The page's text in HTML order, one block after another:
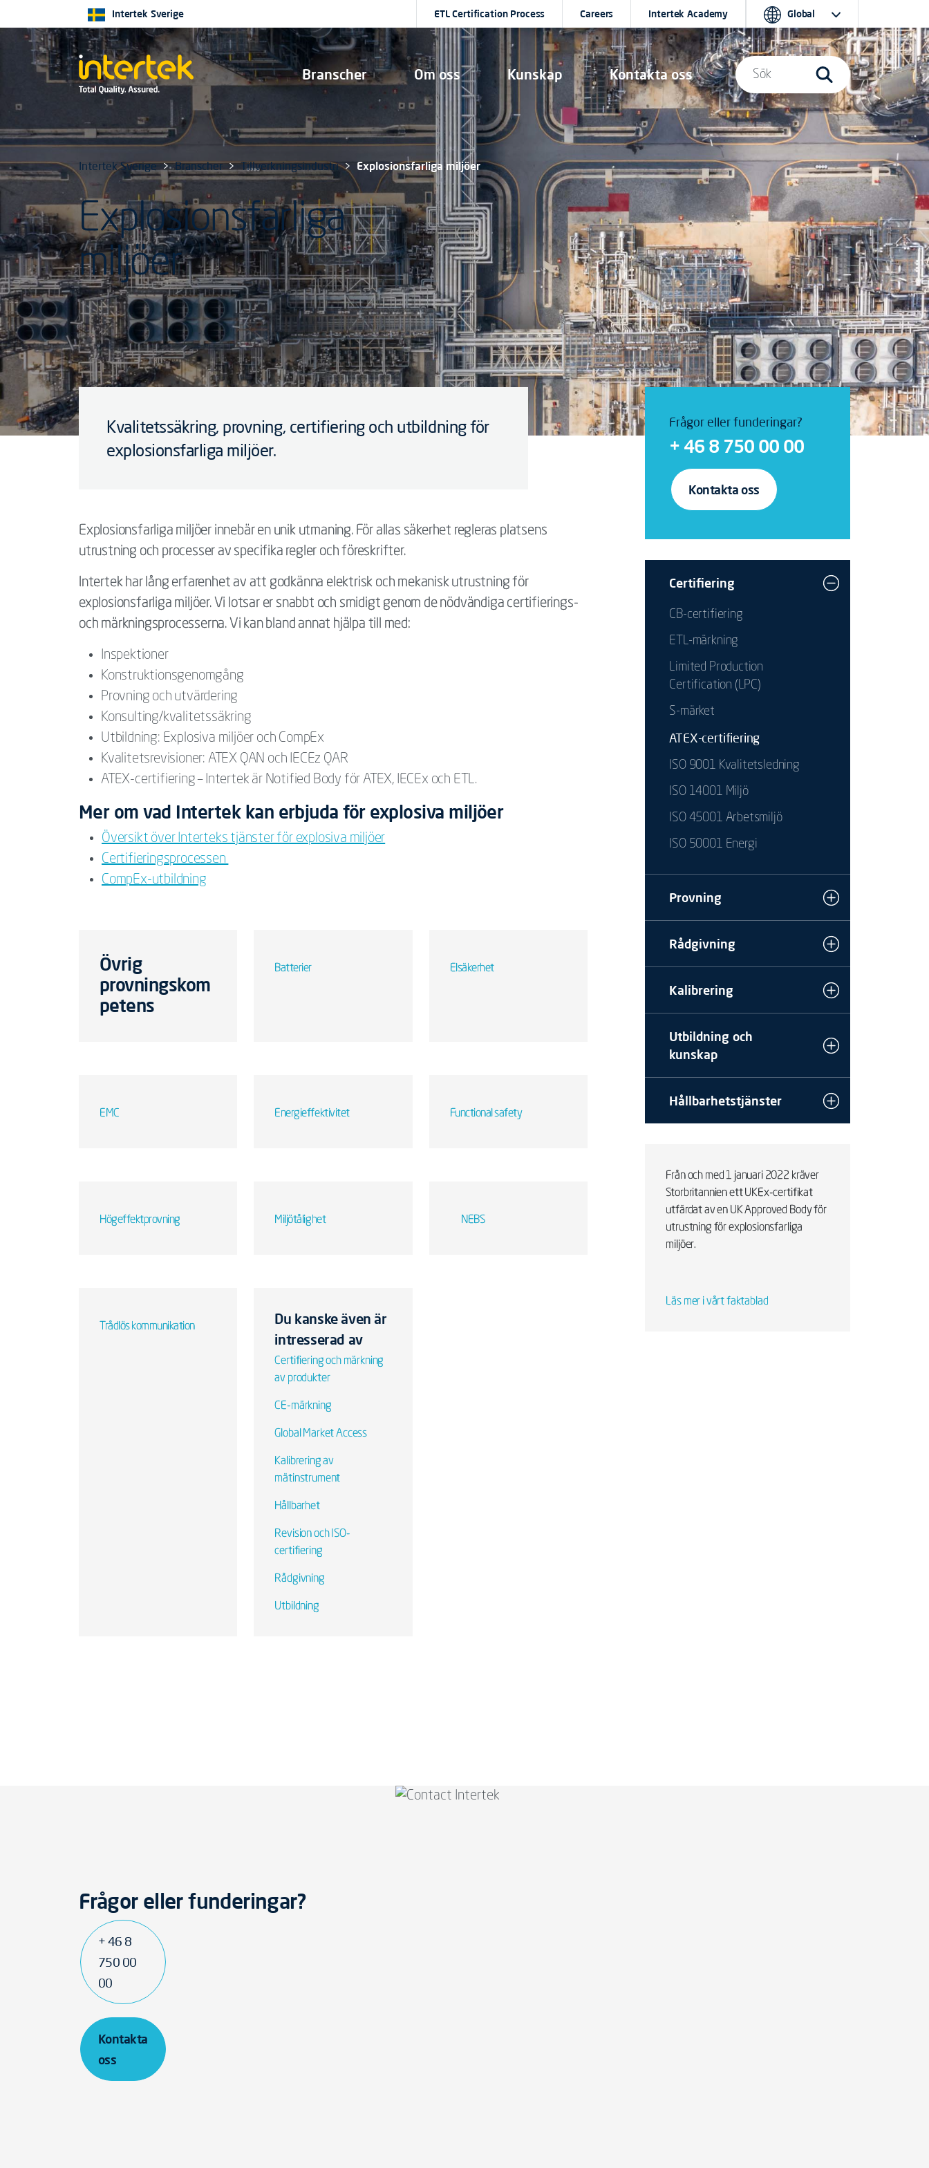
Branscher Om oss Kunskap Kontakta oss
Intertek Sverige ETL Certification Process Careers Intertek Academy Global
Sök
Intertek Sverige Branscher Tillverkningsindustri Explosionsfarliga miljöer
Explosionsfarliga
miljöer
Kvalitetssäkring, provning, certifiering och utbildning för
explosionsfarliga miljöer.
Explosionsfarliga miljöer innebär en unik utmaning. För allas säkerhet regleras platsens
utrustning och processer av specifika regler och föreskrifter.
Intertek har lång erfarenhet av att godkänna elektrisk och mekanisk utrustning för
explosionsfarliga miljöer. Vi lotsar er snabbt och smidigt genom de nödvändiga certifierings-
och märkningsprocesserna. Vi kan bland annat hjälpa till med:
Inspektioner
Konstruktionsgenomgång
Provning och utvärdering
Konsulting/kvalitetssäkring
Utbildning: Explosiva miljöer och CompEx
Kvalitetsrevisioner: ATEX QAN och IECEz QAR
ATEX-certifiering – Intertek är Notified Body för ATEX, IECEx och ETL.
Mer om vad Intertek kan erbjuda för explosiva miljöer
Översikt över Interteks tjänster för explosiva miljöer
Certifieringsprocessen
CompEx-utbildning
Övrig
provningskom
petens
Batterier Elsäkerhet
EMC Energieffektivitet Functional safety
Högeffektprovning Miljötålighet NEBS
Trådlös kommunikation
Du kanske även är
intresserad av
Certifiering och märkning
av produkter
CE-märkning
Global Market Access
Kalibrering av
mätinstrument
Hållbarhet
Revision och ISO-
certifiering
Rådgivning
Utbildning
Frågor eller funderingar?
+ 46 8 750 00 00
Kontakta oss
Certifiering
CB-certifiering
ETL-märkning
Limited Production
Certification (LPC)
S-märket
ATEX-certifiering
ISO 9001 Kvalitetsledning
ISO 14001 Miljö
ISO 45001 Arbetsmiljö
ISO 50001 Energi
Provning
Rådgivning
Kalibrering
Utbildning och
kunskap
Hållbarhetstjänster
Från och med 1 januari 2022 kräver
Storbritannien ett UKEx-certifikat
utfärdat av en UK Approved Body för
utrustning för explosionsfarliga
miljöer.
Läs mer i vårt faktablad
Frågor eller funderingar?
+ 46 8
750 00
00
Kontakta
oss